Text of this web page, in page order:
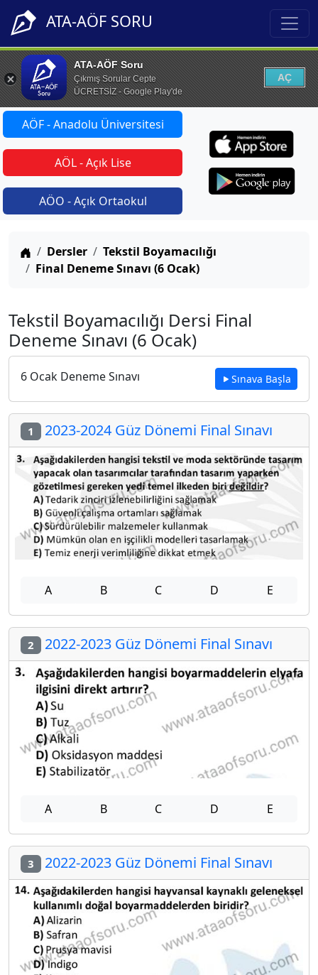
ATA-AÖF SORU
ATA-AÖF Soru
Çıkmış Sorular Cepte
ÜCRETSİZ - Google Play'de
AÇ
AÖF - Anadolu Üniversitesi
AÖL - Açık Lise
AÖO - Açık Ortaokul
Anasayfa
Dersler
Tekstil Boyamacılığı
Final Deneme Sınavı (6 Ocak)
Tekstil Boyamacılığı Dersi Final
Deneme Sınavı (6 Ocak)
6 Ocak Deneme Sınavı Sınava Başla
1 2023-2024 Güz Dönemi Final Sınavı
A B C D E
2 2022-2023 Güz Dönemi Final Sınavı
A B C D E
3 2022-2023 Güz Dönemi Final Sınavı